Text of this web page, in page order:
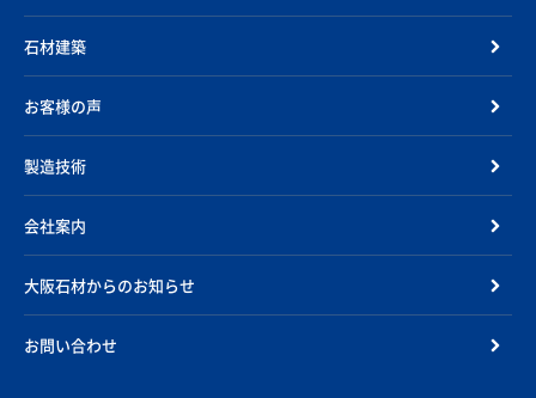
石材建築
お客様の声
製造技術
会社案内
大阪石材からのお知らせ
お問い合わせ